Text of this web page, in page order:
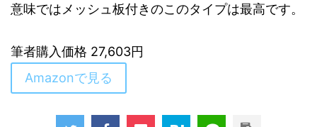
意味ではメッシュ板付きのこのタイプは最高です。
筆者購入価格 27,603円
Amazonで見る